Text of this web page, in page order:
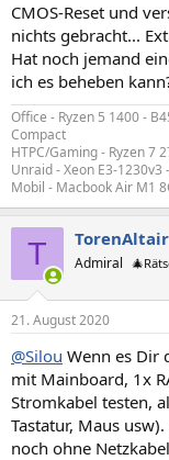
CMOS-Reset und
nichts gebracht...
Hat noch jemand
ich es beheben
Office - Ryzen 5 1400 -
Compact
HTPC/Gaming - Ryzen 7
Unraid - Xeon E3-1230v3
Mobil - Macbook Air M1
T TorenAltair
Admiral
21. August 2020
@Silou Wenn es Dir
mit Mainboard, 1x
Stromkabel testen,
Tastatur, Maus
noch ohne